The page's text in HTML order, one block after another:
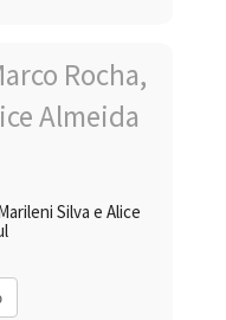
Silva e Alice